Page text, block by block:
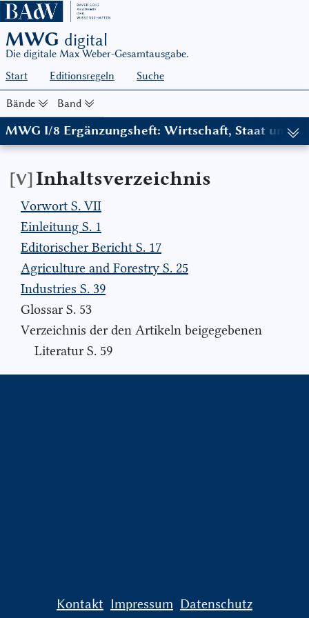
MWG digital
Die digitale Max Weber-Gesamtausgabe.
Start
Editionsregeln Suche
Bände Band
MWG I/8 Ergänzungsheft: Wirtschaft, Staat und
[V] Inhaltsverzeichnis
Vorwort S. VII
Einleitung S. 1
Editorischer Bericht S. 17
Agriculture and Forestry S. 25
Industries S. 39
Glossar S. 53
Verzeichnis der den Artikeln beigegebenen
Literatur S. 59
Kontakt Impressum Datenschutz